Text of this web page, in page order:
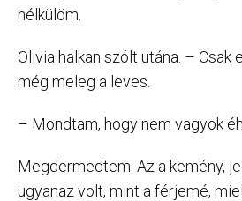
nélkülöm.
Olivia halkan szólt utána. – Csak
még meleg a leves.
– Mondtam, hogy nem vagyok
Megdermedtem. Az a kemény,
ugyanaz volt, mint a férjemé,